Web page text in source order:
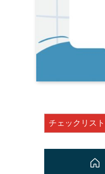
チェックリス